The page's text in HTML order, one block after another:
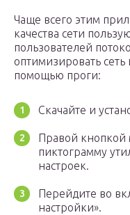
Чаще всего этим
качества сети
пользователей
оптимизировать сеть
помощью проги:
Скачайте и
Правой
пиктограмму
настроек.
Перейдите во
настройки».